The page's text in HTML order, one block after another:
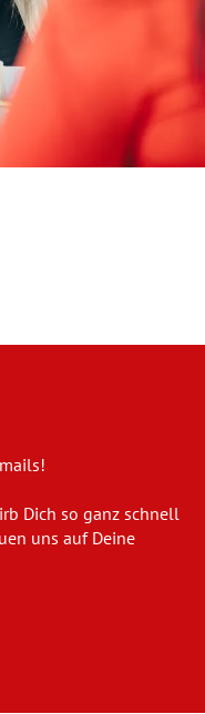
Dich so ganz schnell
uns auf Deine